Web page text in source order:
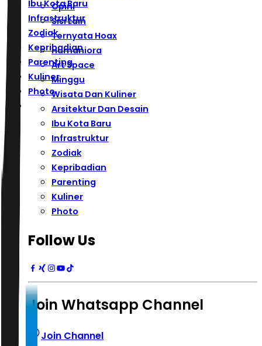
Ibu Kota Baru
Infrastruktur
Zodiak
Kepribadian
Parenting
Kuliner
Photo
Opini
Sisi Lain
Ternyata Hoax
Humaniora
Art Space
Minggu
Wisata Dan Kuliner
Arsitektur Dan Desain
Ibu Kota Baru
Infrastruktur
Zodiak
Kepribadian
Parenting
Kuliner
Photo
Follow Us
Join Whatsapp Channel
Join Channel